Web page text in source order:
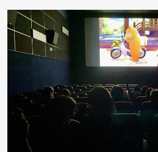
Jurado
Jurado
Sedes
Noviembre
Muelle
Rectorado de
Cine
Salón de Actos